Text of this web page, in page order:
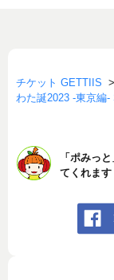
チケット GETTIIS >
わた誕2023 -東京編-
「ポみっ
てくれます